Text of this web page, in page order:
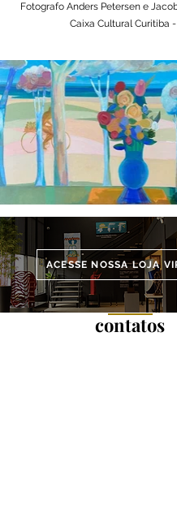
Fotografo Anders Petersen e
Caixa Cultural Curitiba -
ACESSE NOSSA LOJA
contatos